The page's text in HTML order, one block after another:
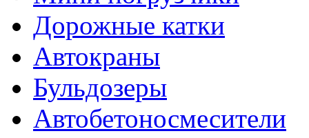
Дорожные катки
Автокраны
Бульдозеры
Автобетоносмесители